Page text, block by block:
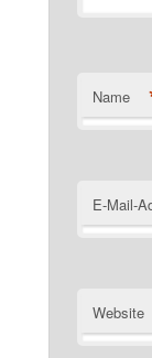
Name
E-Mail-
Website